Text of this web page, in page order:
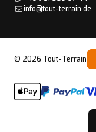
info@tout-terrain.de
© 2026 Tout-Terrain